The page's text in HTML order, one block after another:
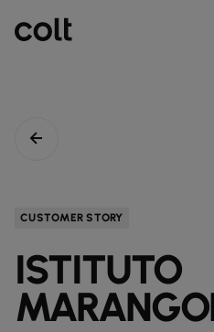
Wir treiben die KI‑Ökonomie voran.
EMPFOHLENE PRODUKTE
DUNKLE GLASFASER
nest_true_radiant SPEKTRUM
CUSTOMER STORY
ISTITUTO